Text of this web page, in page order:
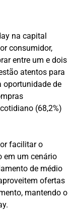
na capital
consumidor,
entre um e dois
atentos para
oportunidade de
(68,2%)
facilitar o
em um cenário
de médio
ofertas
mantendo o